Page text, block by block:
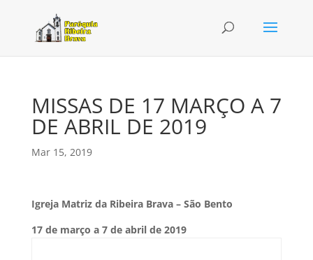
MISSAS DE 17 MARÇO A 7
DE ABRIL DE 2019
Mar 15, 2019
Igreja Matriz da Ribeira Brava – São Bento
17 de março a 7 de abril de 2019